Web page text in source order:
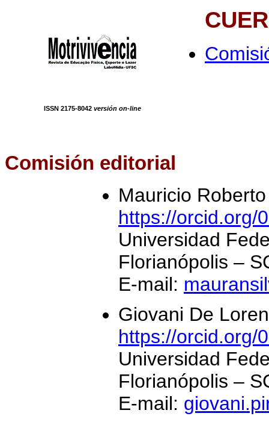
ISSN 2175-8042 versión on-line
Comisión editorial
Mauricio
https://orcid.org/
Universidad
Florianópolis –
E-mail:
Giovani De
https://orcid.org/
Universidad
Florianópolis –
E-mail: